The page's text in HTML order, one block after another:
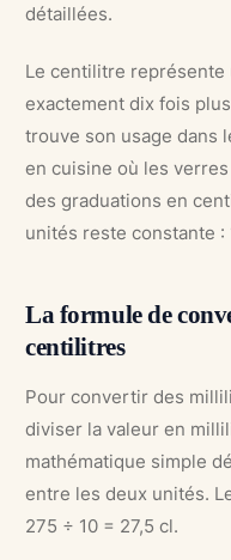
détaillées.
Le centilitre
exactement dix fois
trouve son usage dans
en cuisine où les
des graduations en
unités reste constante :
La formule de
centilitres
Pour convertir des
diviser la valeur en
mathématique simple
entre les deux unités.
275 ÷ 10 = 27,5 cl.